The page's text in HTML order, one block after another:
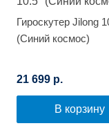
Гироскутер Jilong
(Синий космос)
21 699 р.
В корзину